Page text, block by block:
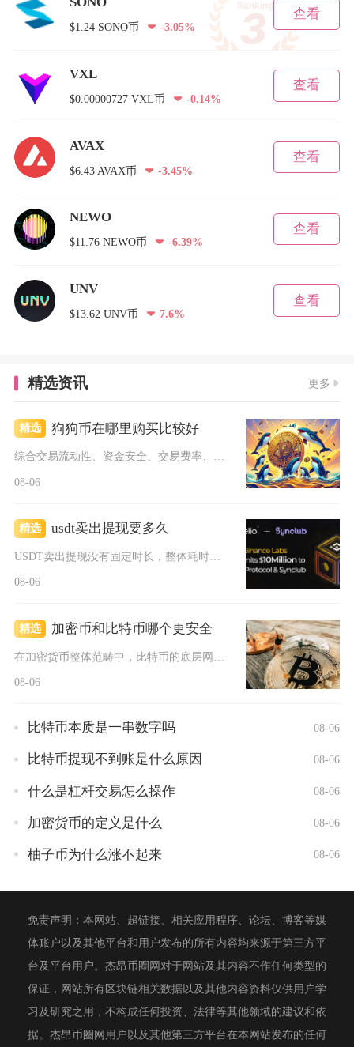
$1.24 SONO币 -3.05%
查看
VXL
$0.00000727 VXL币 -0.14%
查看
AVAX
$6.43 AVAX币 -3.45%
查看
NEWO
$11.76 NEWO币 -6.39%
查看
UNV
$13.62 UNV币 7.6%
查看
精选资讯 更多
精选 狗狗币在哪里购买比较好
综合交易流动性、资金安全、交易费率、操作适配性多维度对比，普...
08-06
精选 usdt卖出提现要多久
USDT卖出提现没有固定时长，整体耗时取决于变现路径，C2C...
08-06
精选 加密币和比特币哪个更安全
08-06
比特币本质是一串数字吗 08-06
比特币提现不到账是什么原因 08-06
什么是杠杆交易怎么操作 08-06
加密货币的定义是什么 08-06
柚子币为什么涨不起来 08-06
免责声明：本网站、超链接、相关应用程序、论坛、博客等媒
体账户以及其他平台和用户发布的所有内容均来源于第三方平
台及平台用户。杰昂币圈网对于网站及其内容不作任何类型的
保证，网站所有区块链相关数据以及其他内容资料仅供用户学
习及研究之用，不构成任何投资、法律等其他领域的建议和依
据。杰昂币圈网用户以及其他第三方平台在本网站发布的任何